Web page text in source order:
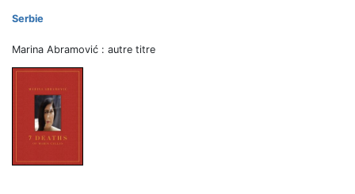
Serbie
Marina Abramović : autre titre